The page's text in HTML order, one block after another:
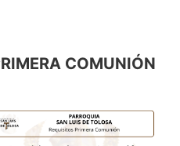
COMUNIÓN